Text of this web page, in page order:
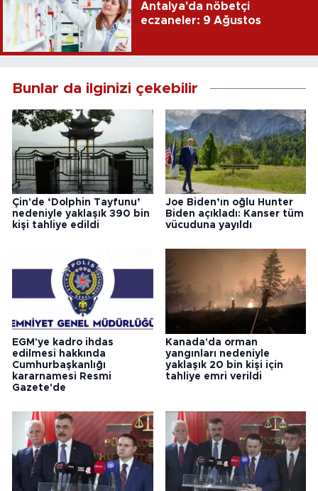
Antalya'da nöbetçi
eczaneler: 9 Ağustos
Bunlar da ilginizi çekebilir
Çin'de ‘Dolphin Tayfunu’
nedeniyle yaklaşık 390 bin
kişi tahliye edildi
Joe Biden’ın oğlu Hunter
Biden açıkladı: Kanser tüm
vücuduna yayıldı
EGM'ye kadro ihdas
edilmesi hakkında
Cumhurbaşkanlığı
kararnamesi Resmi
Gazete'de
Kanada'da orman
yangınları nedeniyle
yaklaşık 20 bin kişi için
tahliye emri verildi